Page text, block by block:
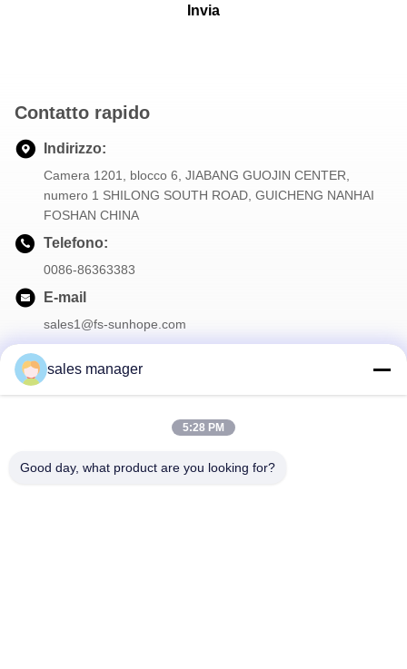
Invia
Contatto rapido
Indirizzo:
Camera 1201, blocco 6, JIABANG GUOJIN CENTER,
numero 1 SHILONG SOUTH ROAD, GUICHENG NANHAI
FOSHAN CHINA
Telefono:
0086-86363383
E-mail
sales1@fs-sunhope.com
La nostra newsletter
sales manager
5:28 PM
Good day, what product are you looking for?